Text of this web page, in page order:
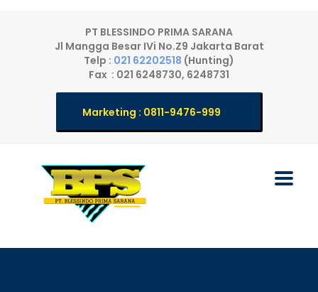
PT BLESSINDO PRIMA SARANA
Jl Mangga Besar IVi No.Z9 Jakarta Barat
Telp : 021 62202518 (Hunting)
Fax : 021 6248730, 6248731
Marketing : 0811-9476-999